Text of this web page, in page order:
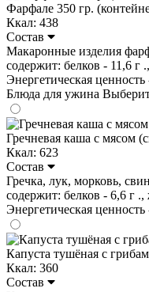
Фарфале 350 гр.
Ккал: 438
Состав
Макаронные изделия
содержит: белков - 11,6 г
Энергетическая
Блюда для ужина
Гречневая каша с мясом
Ккал: 623
Состав
Гречка, лук, морковь,
содержит: белков - 6,6 г
Энергетическая
Капуста тушёная с
Ккал: 360
Состав